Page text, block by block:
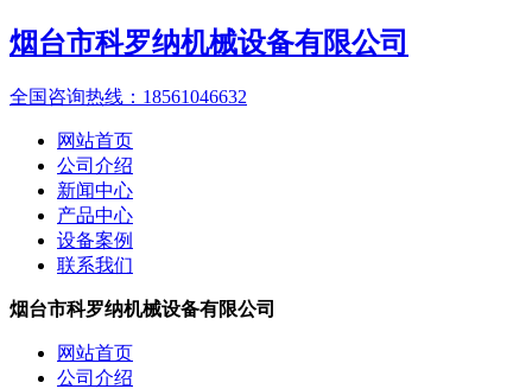
烟台市科罗纳机械设备有限公司
全国咨询热线： 18561046632
网站首页
公司介绍
新闻中心
产品中心
设备案例
联系我们
烟台市科罗纳机械设备有限公司
网站首页
公司介绍